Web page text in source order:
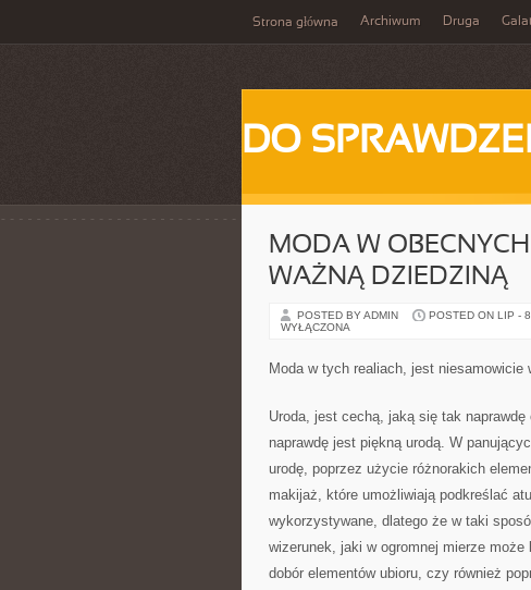
Strona główna Archiwum Druga
DO
MODA W
WAŻNĄ DZIEDZINĄ
POSTED BY ADMIN POSTED ON LIP -
WYŁĄCZONA
Moda w tych realiach, jest niesamowicie
Uroda, jest cechą, jaką się tak
naprawdę jest piękną urodą. W
urodę, poprzez użycie różnorakich
makijaż, które umożliwiają podkreślać
wykorzystywane, dlatego że w taki
wizerunek, jaki w ogromnej mierze
dobór elementów ubioru, czy również